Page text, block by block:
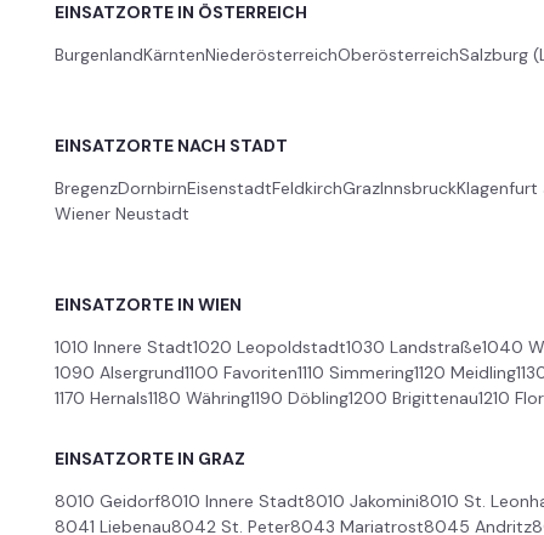
EINSATZORTE IN ÖSTERREICH
BurgenlandKärntenNiederösterreichOberösterreichSalzburg
EINSATZORTE NACH STADT
BregenzDornbirnEisenstadtFeldkirchGrazInnsbruckKlagenfurt
Wiener Neustadt
EINSATZORTE IN WIEN
1010 Innere Stadt1020 Leopoldstadt1030 Landstraße1040
1090 Alsergrund1100 Favoriten1110 Simmering1120 Meidling
1170 Hernals1180 Währing1190 Döbling1200 Brigittenau1210
EINSATZORTE IN GRAZ
8010 Geidorf8010 Innere Stadt8010 Jakomini8010 St.
8041 Liebenau8042 St. Peter8043 Mariatrost8045 Andritz